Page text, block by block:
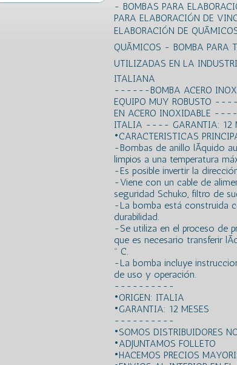
- BOMBAS PARA
PARA ELABORACIÓN DE
ELABORACIÓN DE
QUÃMICOS - BOMBA
UTILIZADAS EN LA
ITALIANA
------BOMBA ACERO
EQUIPO MUY ROBUSTO
EN ACERO INOXIDABLE
ITALIA ---- GARANTIA:
•CARACTERISTICAS
-Bombas de anillo lÃ­quido
limpios a una temperatura
-Es posible invertir la
-Viene con un cable de
seguridad Schuko, filtro de
-La bomba está construida
durabilidad.
-Se utiliza en el proceso de
que es necesario transferir
º C.
-La bomba incluye
de uso y operación.
----------
•ORIGEN: ITALIA
•GARANTIA: 12 MESES
----------
•SOMOS DISTRIBUIDORES
•ADJUNTAMOS FOLLETO
•HACEMOS PRECIOS